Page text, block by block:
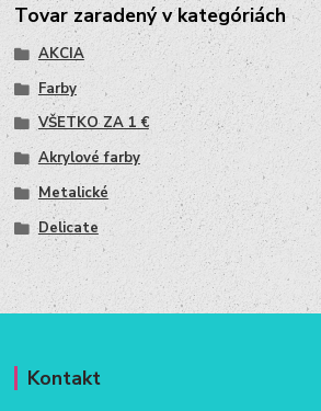
Tovar zaradený v kategóriách
AKCIA
Farby
VŠETKO ZA 1 €
Akrylové farby
Metalické
Delicate
Kontakt